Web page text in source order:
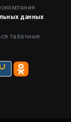
данных.
табачные